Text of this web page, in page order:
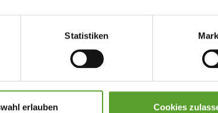
Statistiken
erlauben Cookies